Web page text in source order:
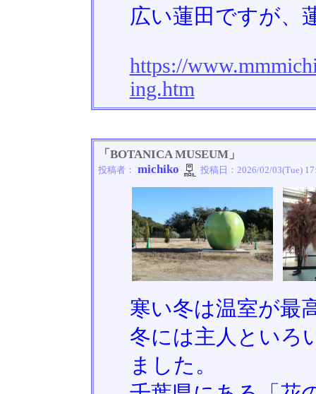
広い蓮田ですが、
https://
ing.htm
「BOTANICA MUSEUM」
投稿者： michiko 投稿日： 2026/02/03(Tue)
寒い冬は温室が最
冬には主人といろ
ました。